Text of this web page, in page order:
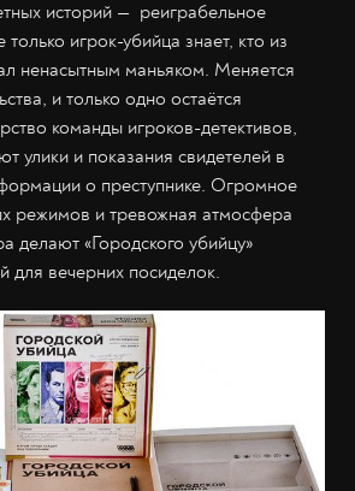
историй — реиграбельное
только игрок-убийца знает, кто из
ненасытным маньяком. Меняется
и только одно остаётся
команды игроков-детективов,
улики и показания свидетелей в
о преступнике. Огромное
режимов и тревожная атмосфера
делают «Городского убийцу»
для вечерних посиделок.